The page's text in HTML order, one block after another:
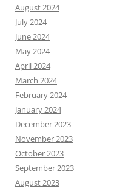
August 2024
July 2024
June 2024
May 2024
April 2024
March 2024
February 2024
January 2024
December 2023
November 2023
October 2023
September 2023
August 2023